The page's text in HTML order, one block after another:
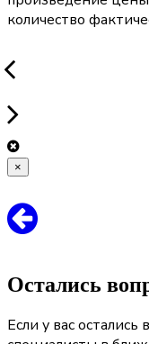
количество
×
Остались
Если у вас